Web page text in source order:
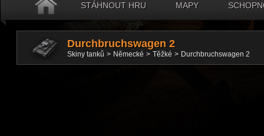
STÁHNOUT HRU MAPY
Durchbruchswagen 2
Skiny tanků > Německé > Těžké > Durchbruchswagen 2